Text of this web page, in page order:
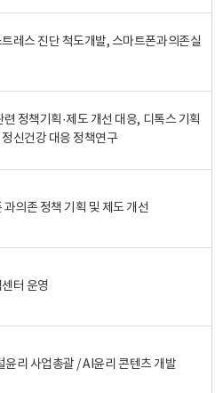
레스 진단 척도개발, 스마트폰과의존실
련 정책기획·제도 개선 대응, 디톡스 기획
정신건강 대응 정책연구
과의존 정책 기획 및 제도 개선
터 운영
윤리 사업총괄 / AI윤리 콘텐츠 개발